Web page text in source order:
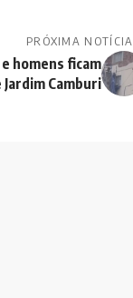
PRÓXIMA NOTÍCIA
homens ficam
Camburi